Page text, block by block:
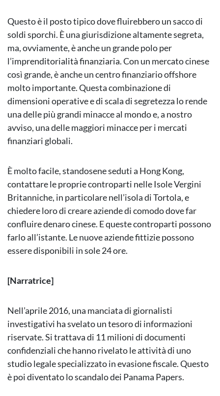
Questo è il posto tipico dove fluirebbero un sacco di
soldi sporchi. È una giurisdizione altamente segreta,
ma, ovviamente, è anche un grande polo per
l’imprenditorialità finanziaria. Con un mercato cinese
così grande, è anche un centro finanziario offshore
molto importante. Questa combinazione di
dimensioni operative e di scala di segretezza lo rende
una delle più grandi minacce al mondo e, a nostro
avviso, una delle maggiori minacce per i mercati
finanziari globali.
È molto facile, standosene seduti a Hong Kong,
contattare le proprie controparti nelle Isole Vergini
Britanniche, in particolare nell’isola di Tortola, e
chiedere loro di creare aziende di comodo dove far
confluire denaro cinese. E queste controparti possono
farlo all’istante. Le nuove aziende fittizie possono
essere disponibili in sole 24 ore.
[Narratrice]
Nell’aprile 2016, una manciata di giornalisti
investigativi ha svelato un tesoro di informazioni
riservate. Si trattava di 11 milioni di documenti
confidenziali che hanno rivelato le attività di uno
studio legale specializzato in evasione fiscale. Questo
è poi diventato lo scandalo dei Panama Papers.